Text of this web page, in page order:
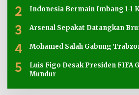
2 Indonesia Bermain Imbang 1-1
3 Arsenal Sepakat Datangkan
4 Mohamed Salah Gabung
5
Luis Figo Desak Presiden FIFA
Mundur